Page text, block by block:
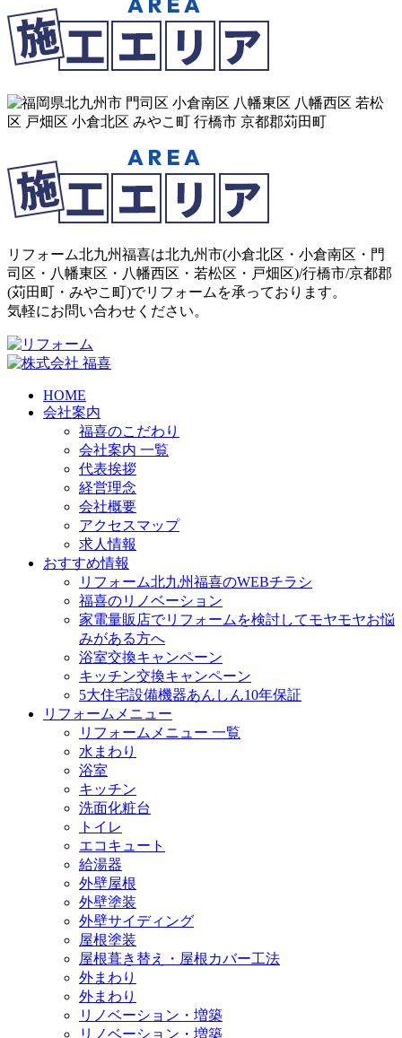
リフォーム北九州福喜は北九州市(小倉北区 ・ 小倉南区 ・ 門
司区 ・ 八幡東区 ・ 八幡西区 ・ 若松区 ・ 戸畑区)/行橋市/京都郡
(苅田町 ・ みやこ町)でリフォームを承っております。
気軽にお問い合わせください。
HOME
会社案内
福喜のこだわり
会社案内 一覧
代表挨拶
経営理念
会社概要
アクセスマップ
求人情報
おすすめ情報
リフォーム北九州福喜のWEBチラシ
福喜のリノベーション
家電量販店でリフォームを検討してモヤモヤお悩
みがある方へ
浴室交換キャンペーン
キッチン交換キャンペーン
5大住宅設備機器あんしん10年保証
リフォームメニュー
リフォームメニュー 一覧
水まわり
浴室
キッチン
洗面化粧台
トイレ
エコキュート
給湯器
外壁屋根
外壁塗装
外壁サイディング
屋根塗装
屋根葺き替え・屋根カバー工法
外まわり
外まわり
リノベーション・増築
リノベーション・増築